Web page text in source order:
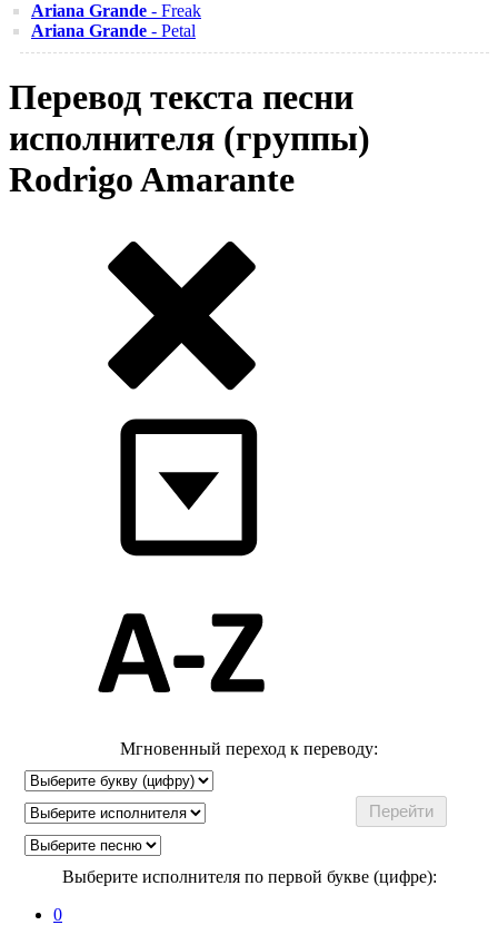
Ariana Grande - Freak
Ariana Grande - Petal
Перевод текста песни
исполнителя (группы)
Rodrigo Amarante
Мгновенный переход к переводу:
Выберите исполнителя по первой букве (цифре):
0